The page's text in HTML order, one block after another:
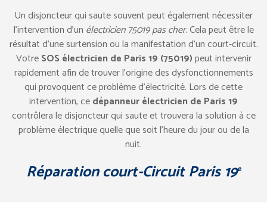
Un disjoncteur qui saute souvent peut également nécessiter
l’intervention d’un électricien 75019 pas cher. Cela peut être le
résultat d’une surtension ou la manifestation d’un court-circuit.
VotreSOS électricien de Paris 19 (75019)peut intervenir
rapidement afin de trouver l’origine des dysfonctionnements
qui provoquent ce problème d’électricité. Lors de cette
intervention, cedépanneur électricien de Paris 19
contrôlera le disjoncteur qui saute et trouvera la solution à ce
problème électrique quelle que soit l’heure du jour ou de la
nuit.
Réparation court-Circuit Paris 19e